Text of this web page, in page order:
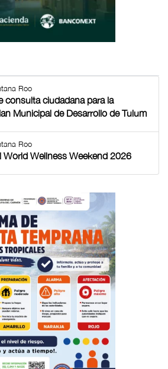
Roo
consulta ciudadana para la
Municipal de Desarrollo de Tulum
Roo
World Wellness Weekend 2026